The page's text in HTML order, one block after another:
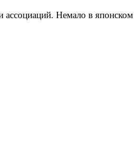
ассоциаций. Немало в